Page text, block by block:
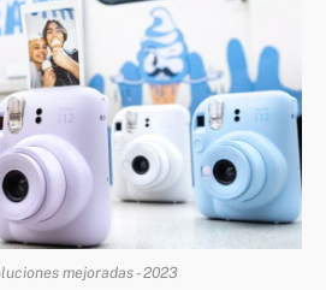
mejoradas - 2023